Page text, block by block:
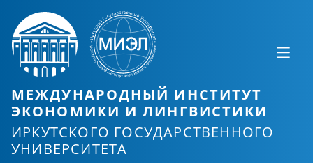
МЕЖДУНАРОДНЫЙ ИНСТИТУТ
ЭКОНОМИКИ И ЛИНГВИСТИКИ
ИРКУТСКОГО ГОСУДАРСТВЕННОГО
УНИВЕРСИТЕТА